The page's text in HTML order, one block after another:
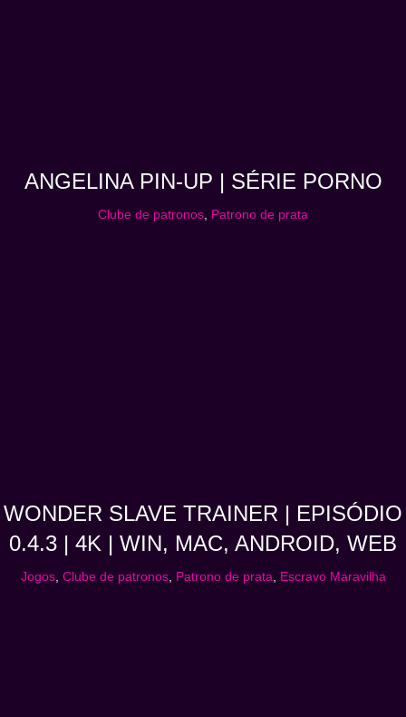
ANGELINA PIN-UP | SÉRIE PORNO
Clube de patronos Patrono de prata
WONDER SLAVE TRAINER | EPISÓDIO
0.4.3 | 4K | WIN, MAC, ANDROID, WEB
Jogos, Clube de patronos, Patrono de prata Escravo Maravilha